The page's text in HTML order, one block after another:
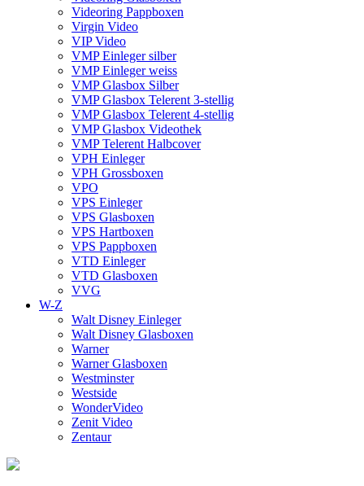
Videoring Pappboxen
Virgin Video
VIP Video
VMP Einleger silber
VMP Einleger weiss
VMP Glasbox Silber
VMP Glasbox Telerent 3-stellig
VMP Glasbox Telerent 4-stellig
VMP Glasbox Videothek
VMP Telerent Halbcover
VPH Einleger
VPH Grossboxen
VPO
VPS Einleger
VPS Glasboxen
VPS Hartboxen
VPS Pappboxen
VTD Einleger
VTD Glasboxen
VVG
W-Z
Walt Disney Einleger
Walt Disney Glasboxen
Warner
Warner Glasboxen
Westminster
Westside
WonderVideo
Zenit Video
Zentaur